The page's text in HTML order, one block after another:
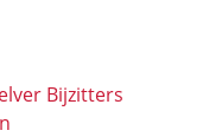
Bijzitters